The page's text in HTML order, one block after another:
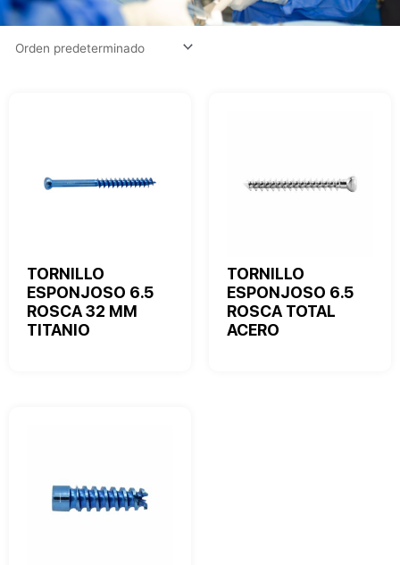
TORNILLO
ESPONJOSO 6.5
ROSCA 32 MM
TITANIO
TORNILLO
ESPONJOSO 6.5
ROSCA TOTAL
ACERO